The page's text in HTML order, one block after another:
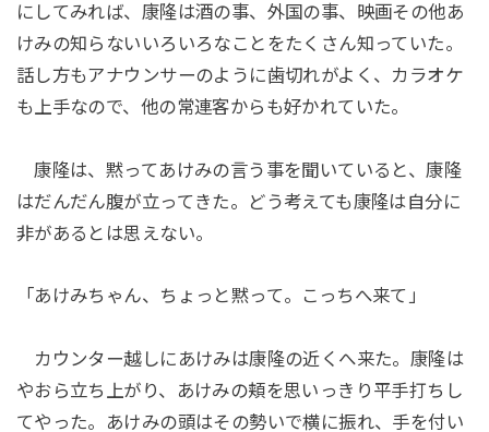
にしてみれば、康隆は酒の事、外国の事、映画その他あ
けみの知らないいろいろなことをたくさん知っていた。
話し方もアナウンサーのように歯切れがよく、カラオケ
も上手なので、他の常連客からも好かれていた。
康隆は、黙ってあけみの言う事を聞いていると、康隆
はだんだん腹が立ってきた。どう考えても康隆は自分に
非があるとは思えない。
「あけみちゃん、ちょっと黙って。こっちへ来て」
カウンター越しにあけみは康隆の近くへ来た。康隆は
やおら立ち上がり、あけみの頬を思いっきり平手打ちし
てやった。あけみの頭はその勢いで横に振れ、手を付い